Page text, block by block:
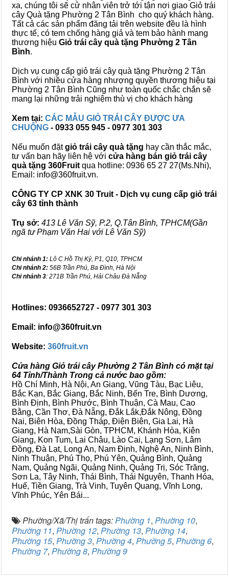
xa, chúng tôi sẽ cử nhân viên trở tới tận nơi giao Giỏ trái
cây Quà tặng Phường 2 Tân Bình cho quý khách hàng.
Tất cả các sản phẩm đăng tải trên website đều là hình
thực tế, có tem chống hàng giả và tem bảo hành mang
thương hiệu Giỏ trái cây quà tặng Phường 2 Tân
Bình.
Dịch vụ cung cấp giỏ trái cây quà tặng Phường 2 Tân
Bình với nhiều cửa hàng nhượng quyền thương hiệu tại
Phường 2 Tân Bình Cũng như toàn quốc chắc chắn sẽ
mang lại những trải nghiệm thù vị cho khách hàng
Xem tại: CÁC MẪU GIỎ TRÁI CÂY ĐƯỢC ƯA
CHUỘNG - 0933 055 945 - 0977 301 303
Nếu muốn đặtgiỏ trái cây quà tặng hay cần thắc mắc,
tư vấn bạn hãy liên hệ với cửa hàng bán giỏ trái cây
quà tặng 360Fruit qua hotline: 0936 65 27 27(Ms.Nhi),
Email: info@360fruit.vn.
CÔNG TY CP XNK 30 Truit - Dịch vụ cung cấp giỏ trái
cây 63 tỉnh thành
Trụ sở: 413 Lê Văn Sỹ, P.2, Q.Tân Bình, TPHCM(Gần
ngã tư Phạm Văn Hai với Lê Văn Sỹ)
Chi nhánh 1: Lô C Hồ Thị Kỷ, P1, Q10, TPHCM
Chi nhánh 2: 56B Trần Phú, Ba Đình, Hà Nội
Chi nhánh 3: 271B Trần Phú, Hải Châu Đà Nẵng
Hotlines: 0936652727 - 0977 301 303
Email: info@360fruit.vn
Website: 360fruit.vn
Cửa hàng Giỏ trái cây Phường 2 Tân Bình có mặt tại
64 Tỉnh/Thành Trong cả nước bao gồm:
Hồ Chí Minh, Hà Nội, An Giang, Vũng Tàu, Bạc Liêu,
Bắc Kạn, Bắc Giang, Bắc Ninh, Bến Tre, Bình Dương,
Bình Định, Bình Phước, Bình Thuận, Cà Mau, Cao
Bằng, Cần Thơ, Đà Nẵng, Đắk Lắk,Đắk Nông, Đồng
Nai, Biên Hòa, Đồng Tháp, Điện Biên, Gia Lai, Hà
Giang, Hà Nam,Sài Gòn, TPHCM, Khánh Hòa, Kiên
Giang, Kon Tum, Lai Châu, Lào Cai, Lạng Sơn, Lâm
Đồng, Đà Lạt, Long An, Nam Định, Nghệ An, Ninh Bình,
Ninh Thuận, Phú Thọ, Phú Yên, Quảng Bình, Quảng
Nam, Quảng Ngãi, Quảng Ninh, Quảng Trị, Sóc Trăng,
Sơn La, Tây Ninh, Thái Bình, Thái Nguyên, Thanh Hóa,
Huế, Tiền Giang, Trà Vinh, Tuyên Quang, Vĩnh Long,
Vĩnh Phúc, Yên Bái...
Phường/Xã/Thị trấn tags:Phường 1, Phường 10,
Phường 11, Phường 12, Phường 13, Phường 14,
Phường 15, Phường 3, Phường 4, Phường 5, Phường 6,
Phường 7, Phường 8, Phường 9